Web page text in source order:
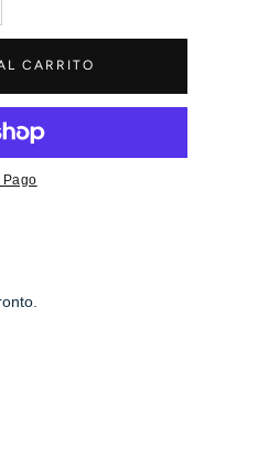
CARRITO
Pago